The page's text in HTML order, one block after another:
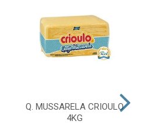
Q. MUSSARELA CRIOULO
4KG